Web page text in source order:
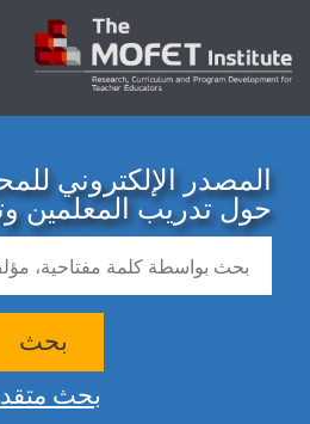
المصدر الإلكتروني
حول تدريب المعلمين
بحث
بحث